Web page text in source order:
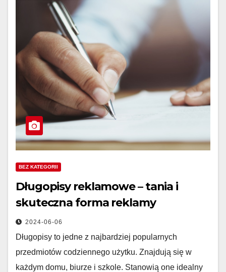
BEZ KATEGORII
Długopisy reklamowe – tania i
skuteczna forma reklamy
2024-06-06
Długopisy to jedne z najbardziej popularnych
przedmiotów codziennego użytku. Znajdują się w
każdym domu, biurze i szkole. Stanowią one idealny